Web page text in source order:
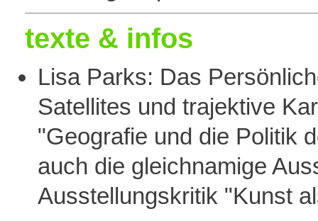
texte & infos
Lisa Parks: Das
Satellites und trajektive
"Geografie und die Politik
auch die gleichnamige
Ausstellungskritik "Kunst